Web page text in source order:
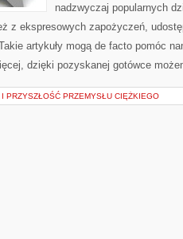
nadzwyczaj popularnych
z ekspresowych zapożyczeń,
artykuły mogą de facto pomóc
dzięki pozyskanej gotówce
I PRZYSZŁOŚĆ PRZEMYSŁU CIĘŻKIEGO